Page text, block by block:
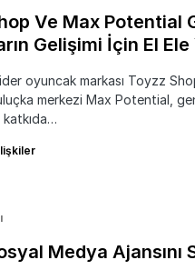
Ve Max Potential
Gelişimi İçin El
oyuncak markası Toyzz
merkezi Max Potential,
katkıda…
Medya Ajansını